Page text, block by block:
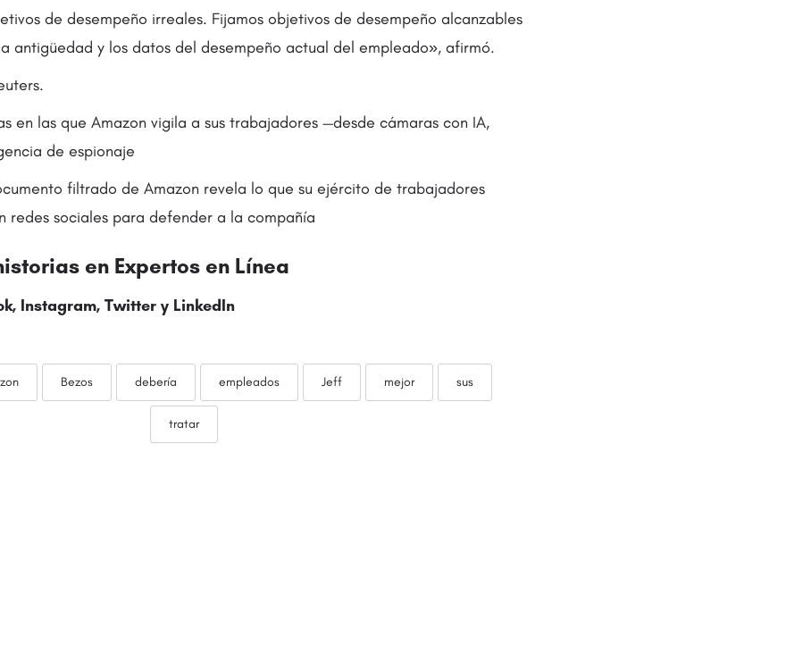
de desempeño irreales. Fijamos objetivos de desempeño alcanzables
antigüedad y los datos del desempeño actual del empleado», afirmó.
en las que Amazon vigila a sus trabajadores —desde cámaras con IA,
de espionaje
filtrado de Amazon revela lo que su ejército de trabajadores
redes sociales para defender a la compañía
en Expertos en Línea
Instagram, Twitter y LinkedIn
Bezos debería empleados Jeff mejor sus
tratar